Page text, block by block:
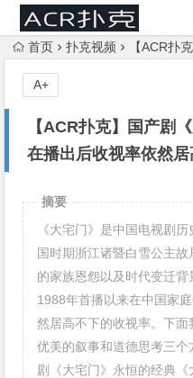
首页 扑克视频 【ACR扑克】国
【ACR扑克】国产剧
在播出后收视率依然
A+
摘要
《大宅门》是中国电视剧
国时期浙江诸暨白雪公主
的家族恩怨以及时代变迁
1988年首播以来在中国家
然居高不下的收视率。下面
优美的叙事和道德思考三
剧《大宅门》永恒的经典